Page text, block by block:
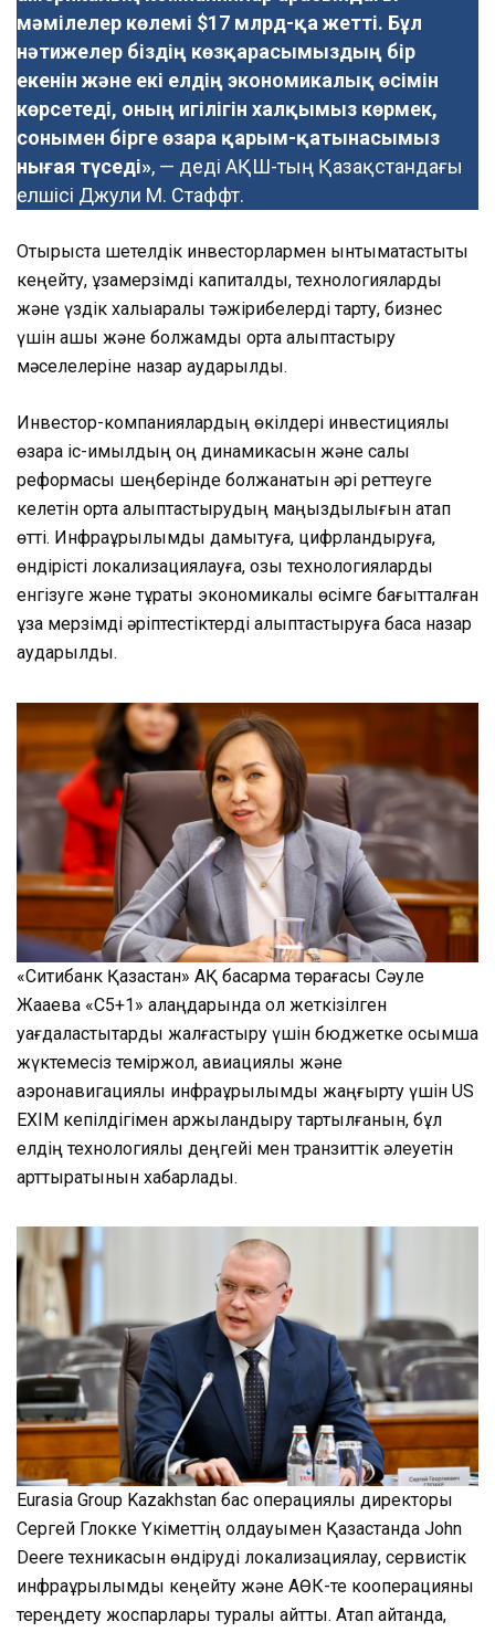
мәмілелер көлемі $17 млрд-қа жетті. Бұл
нәтижелер біздің көзқарасымыздың бір
екенін және екі елдің экономикалық өсімін
көрсетеді, оның игілігін халқымыз көрмек,
сонымен бірге өзара қарым-қатынасымыз
нығая түседі», — деді АҚШ-тың Қазақстандағы
елшісі Джули М. Стаффт.
Отырыста шетелдік инвесторлармен ынтымақтастықты
кеңейту, ұзақмерзімді капиталды, технологияларды
және үздік халықаралық тәжірибелерді тарту, бизнес
үшін ашық және болжамды орта қалыптастыру
мәселелеріне назар аударылды.
Инвестор-компаниялардың өкілдері инвестициялық
өзара іс-қимылдың оң динамикасын және салық
реформасы шеңберінде болжанатын әрі реттеуге
келетін орта қалыптастырудың маңыздылығын атап
өтті. Инфрақұрылымды дамытуға, цифрландыруға,
өндірісті локализациялауға, озық технологияларды
енгізуге және тұрақты экономикалық өсімге бағытталған
ұзақ мерзімді әріптестіктерді қалыптастыруға баса назар
аударылды.
«Ситибанк Қазақстан» АҚ басқарма төрағасы Сәуле
Жақаева «С5+1» алаңдарында қол жеткізілген
уағдаластықтарды жалғастыру үшін бюджетке қосымша
жүктемесіз теміржол, авиациялық және
аэронавигациялық инфрақұрылымды жаңғырту үшін US
EXIM кепілдігімен қаржыландыру тартылғанын, бұл
елдің технологиялық деңгейі мен транзиттік әлеуетін
арттыратынын хабарлады.
Eurasia Group Kazakhstan бас операциялық директоры
Сергей Глокке Үкіметтің қолдауымен Қазақстанда John
Deere техникасын өндіруді локализациялау, сервистік
инфрақұрылымды кеңейту және АӨК-те кооперацияны
тереңдету жоспарлары туралы айтты. Атап айтқанда,